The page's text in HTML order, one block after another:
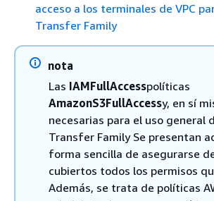
acceso a los terminales de VPC
Transfer Family
nota
Las IAMFullAccesspolíticas
AmazonS3FullAccessy, en sí
necesarias para el uso general
Transfer Family Se presentan
forma sencilla de asegurarse
cubiertos todos los permisos
Además, se trata de políticas